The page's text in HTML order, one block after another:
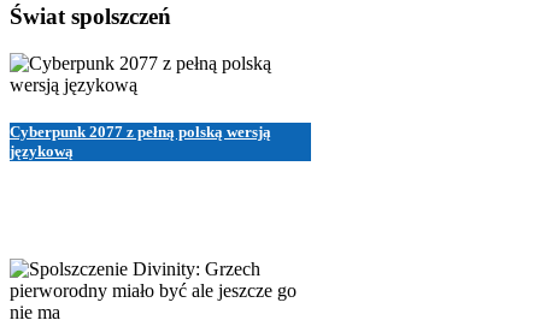
Świat spolszczeń
Cyberpunk 2077 z pełną polską wersją
językową